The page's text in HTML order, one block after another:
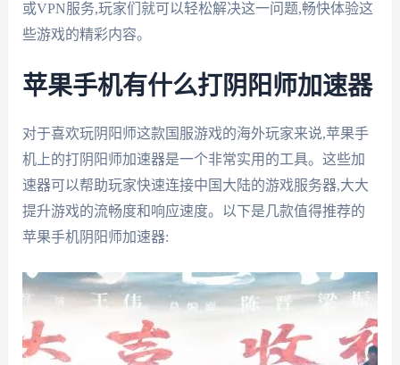
或VPN服务,玩家们就可以轻松解决这一问题,畅快体验这
些游戏的精彩内容。
苹果手机有什么打阴阳师加速器
对于喜欢玩阴阳师这款国服游戏的海外玩家来说,苹果手
机上的打阴阳师加速器是一个非常实用的工具。这些加
速器可以帮助玩家快速连接中国大陆的游戏服务器,大大
提升游戏的流畅度和响应速度。以下是几款值得推荐的
苹果手机阴阳师加速器: